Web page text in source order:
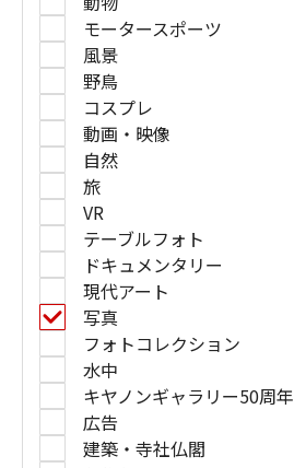
モータースポーツ
風景
野鳥
コスプレ
動画・映像
自然
旅
VR
テーブルフォト
ドキュメンタリー
現代アート
写真
フォトコレクション
水中
キヤノンギャラリー50周年
広告
建築・寺社仏閣